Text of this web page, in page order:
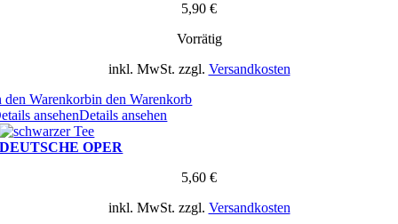
5,90 €
Vorrätig
inkl. MwSt. zzgl. Versandkosten
den Warenkorbin den Warenkorb
ansehenDetails ansehen
DEUTSCHE OPER
5,60 €
inkl. MwSt. zzgl. Versandkosten